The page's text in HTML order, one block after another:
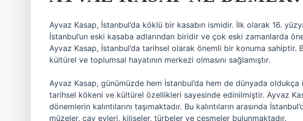
Ayvaz Kasap, İstanbul’da köklü bir kasabın ismidir. İlk olarak 16.
İstanbul’un eski kasaba adlarından biridir ve çok eski zamanlarda
Ayvaz Kasap, İstanbul’da tarihsel olarak önemli bir konuma sahiptir.
kültürel ve toplumsal hayatının merkezi olmasını sağlamıştır.
Ayvaz Kasap, günümüzde hem İstanbul’da hem de dünyada oldukça
tarihsel kökeni ve kültürel özellikleri sayesinde edinilmiştir. Ayvaz
dönemlerin kalıntılarını taşımaktadır. Bu kalıntıların arasında
müzeler, çay evleri, kiliseler, türbeler ve çeşmeler bulunmaktadır.